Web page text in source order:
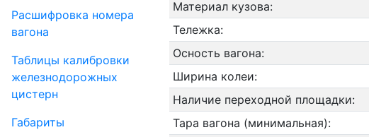
Рас­шифров­ка номера
вагона
Таблицы калибровки
же­лезно­дорожных
цистерн
Габариты
Материал кузова:
Тележка:
Осность вагона:
Ширина колеи:
Наличие переходной площадки:
Тара вагона (минимальная):